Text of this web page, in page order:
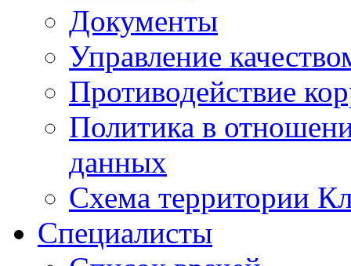
Документы
Управление
Противодействие
Политика в
данных
Схема территории
Специалисты